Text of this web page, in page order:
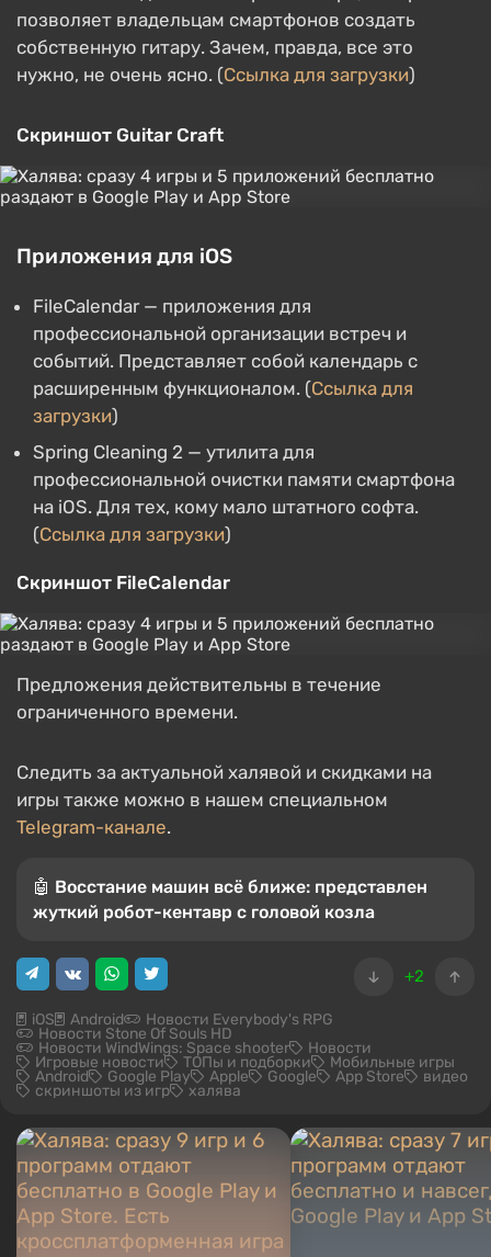
позволяет владельцам смартфонов создать
собственную гитару. Зачем, правда, все это
нужно, не очень ясно. (Ссылка для загрузки)
Скриншот Guitar Craft
Приложения для iOS
FileCalendar — приложения для
профессиональной организации встреч и
событий. Представляет собой календарь с
расширенным функционалом. (Ссылка для
загрузки)
Spring Cleaning 2 — утилита для
профессиональной очистки памяти смартфона
на iOS. Для тех, кому мало штатного софта.
(Ссылка для загрузки)
Скриншот FileCalendar
Предложения действительны в течение
ограниченного времени.
Следить за актуальной халявой и скидками на
игры также можно в нашем специальном
Telegram-канале.
🤖 Восстание машин всё ближе: представлен
жуткий робот-кентавр с головой козла
+2
iOS Android Новости Everybody's RPG
Новости Stone Of Souls HD
Новости WindWings: Space shooter Новости
Игровые новости ТОПы и подборки Мобильные игры
Android Google Play Apple Google App Store видео
скриншоты из игр халява